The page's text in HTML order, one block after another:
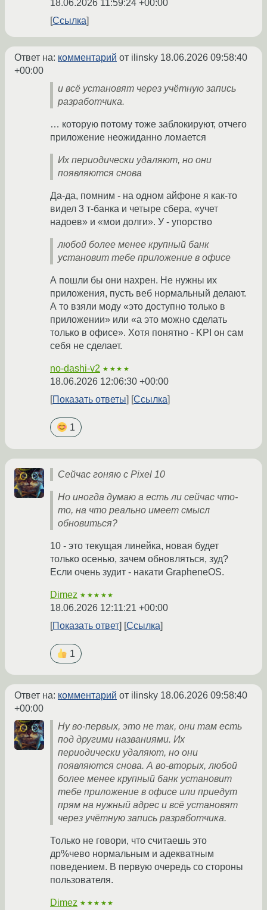
18.06.2026 11:59:24 +00:00
Ссылка
Ответ на: комментарий от ilinsky 18.06.2026 09:58:40
+00:00
и всё установят через учётную запись
разработчика.
… которую потому тоже заблокируют, отчего
приложение неожиданно ломается
Их периодически удаляют, но они
появляются снова
Да-да, помним - на одном айфоне я как-то
видел 3 т-банка и четыре сбера, «учет
надоев» и «мои долги». У - упорство
любой более менее крупный банк
установит тебе приложение в офисе
А пошли бы они нахрен. Не нужны их
приложения, пусть веб нормальный делают.
А то взяли моду «это доступно только в
приложении» или «а это можно сделать
только в офисе». Хотя понятно - KPI он сам
себя не сделает.
no-dashi-v2 ★★★★
18.06.2026 12:06:30 +00:00
Показать ответы
Ссылка
1
Сейчас гоняю с Pixel 10
Но иногда думаю а есть ли сейчас что-
то, на что реально имеет смысл
обновиться?
10 - это текущая линейка, новая будет
только осенью, зачем обновляться, зуд?
Если очень зудит - накати GrapheneOS.
Dimez ★★★★★
18.06.2026 12:11:21 +00:00
Показать ответ
Ссылка
1
Ответ на: комментарий от ilinsky 18.06.2026 09:58:40
+00:00
Ну во-первых, это не так, они там есть
под другими названиями. Их
периодически удаляют, но они
появляются снова. А во-вторых, любой
более менее крупный банк установит
тебе приложение в офисе или приедут
прям на нужный адрес и всё установят
через учётную запись разработчика.
Только не говори, что считаешь это
др%чево нормальным и адекватным
поведением. В первую очередь со стороны
пользователя.
Dimez ★★★★★